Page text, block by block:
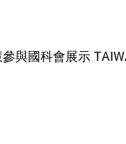
與國科會展示